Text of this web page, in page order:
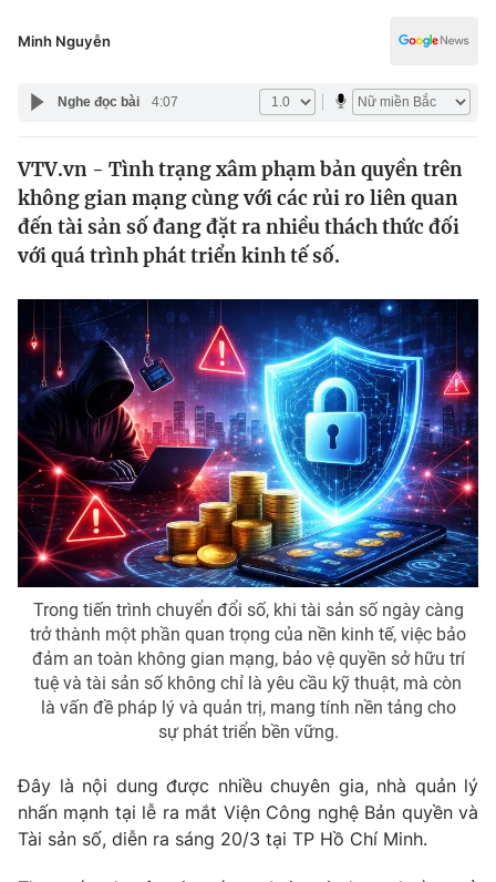
Pháp luật
Y tế
Thế giới
Tin tức
Thế giới đó đây
Câu chuyện quốc tế
Kinh tế
Tài chính
Thị trường
Góc doanh nghiệp
Truyền hình
Phim VTV
Hậu trường
Nhân vật
Khán giả
Giải sao mai
Giải trí
Điện ảnh
Âm nhạc
Sao
Đời sống
Du lịch
Làm đẹp
Chất lượng cuộc sống
Giáo dục
Tuyển sinh
Học trực tuyến
Công nghệ
Hitech Công nghệ tương lai
Sản phẩm
Tư vấn
Giao lưu trực tuyến
Chuyên mục khác
Công nghệ
Minh Nguyễn
Nghe đọc bài 4:07
VTV.vn - Tình trạng xâm phạm bản quyền trên
không gian mạng cùng với các rủi ro liên quan
đến tài sản số đang đặt ra nhiều thách thức đối
với quá trình phát triển kinh tế số.
Trong tiến trình chuyển đổi số, khi tài sản số ngày càng
trở thành một phần quan trọng của nền kinh tế, việc bảo
đảm an toàn không gian mạng, bảo vệ quyền sở hữu trí
tuệ và tài sản số không chỉ là yêu cầu kỹ thuật, mà còn
là vấn đề pháp lý và quản trị, mang tính nền tảng cho
sự phát triển bền vững.
Đây là nội dung được nhiều chuyên gia, nhà quản lý
nhấn mạnh tại lễ ra mắt Viện Công nghệ Bản quyền và
Tài sản số, diễn ra sáng 20/3 tại TP Hồ Chí Minh.